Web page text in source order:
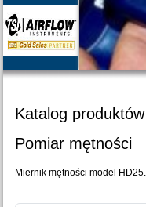
Katalog produktów
Pomiar mętności
Miernik mętności model